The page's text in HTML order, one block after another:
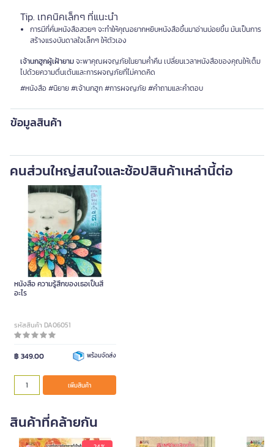
Tip. เทคนิคเล็กๆ ที่แนะนำ
การมีที่คั่นหนังสือสวยๆ จะทำให้คุณอยากหยิบหนังสือขึ้นมาอ่านบ่อยขึ้น มันเป็นการ
สร้างแรงบันดาลใจเล็กๆ ให้ตัวเอง
เจ้านกฮูกผู้เฝ้ายามจะพาคุณผจญภัยในยามค่ำคืน เปลี่ยนเวลาหนังสือของคุณให้เต็ม
ไปด้วยความตื่นเต้นและการผจญภัยที่ไม่คาดคิด
#หนังสือ #นิยาย #เจ้านกฮูก #การผจญภัย #คำถามและคำตอบ
ข้อมูลสินค้า
คนส่วนใหญ่สนใจและช้อปสินค้าเหล่านี้ต่อ
หนังสือ ความรู้สึกของเธอเป็นสี
อะไร
รหัสสินค้า DA06051
฿ 349.00 พร้อมจัดส่ง
เพิ่มสินค้า
สินค้าที่คล้ายกัน